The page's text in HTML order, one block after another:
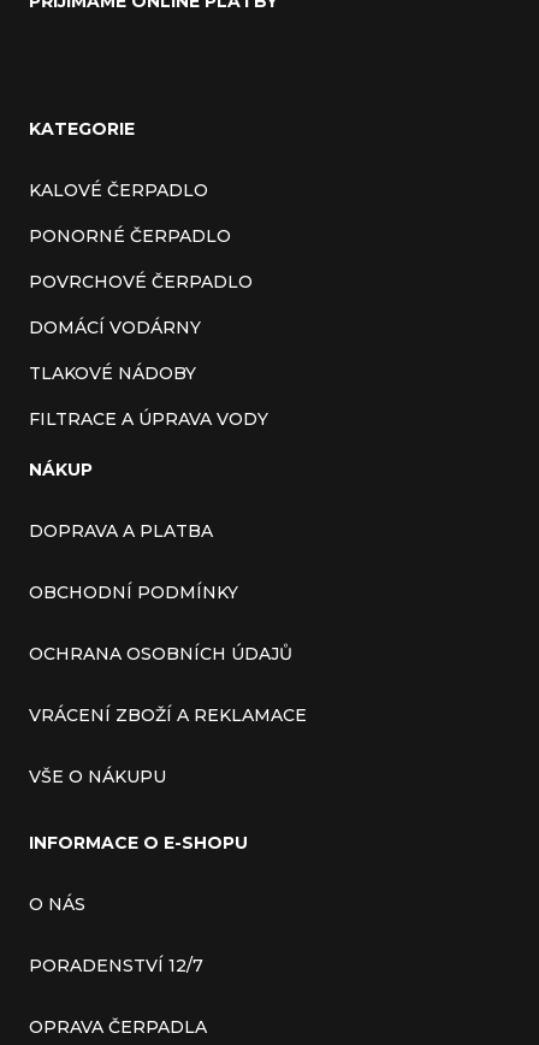
KATEGORIE
KALOVÉ ČERPADLO
PONORNÉ ČERPADLO
POVRCHOVÉ ČERPADLO
DOMÁCÍ VODÁRNY
TLAKOVÉ NÁDOBY
FILTRACE A ÚPRAVA VODY
NÁKUP
DOPRAVA A PLATBA
OBCHODNÍ PODMÍNKY
OCHRANA OSOBNÍCH ÚDAJŮ
VRÁCENÍ ZBOŽÍ A REKLAMACE
VŠE O NÁKUPU
INFORMACE O E-SHOPU
O NÁS
PORADENSTVÍ 12/7
OPRAVA ČERPADLA